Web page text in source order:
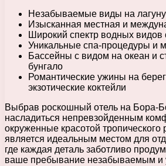
Незабываемые виды на
Изысканная местная и
Широкий спектр водных видов
Уникальные спа-процедуры и
Бассейны с видом на океан и
бунгало
Романтические ужины на
экзотические коктейли
Выбрав роскошный отель на Бора-
насладиться непревзойденным
окруженные красотой тропического
является идеальным местом для
где каждая деталь заботливо
ваше пребывание незабываемым и